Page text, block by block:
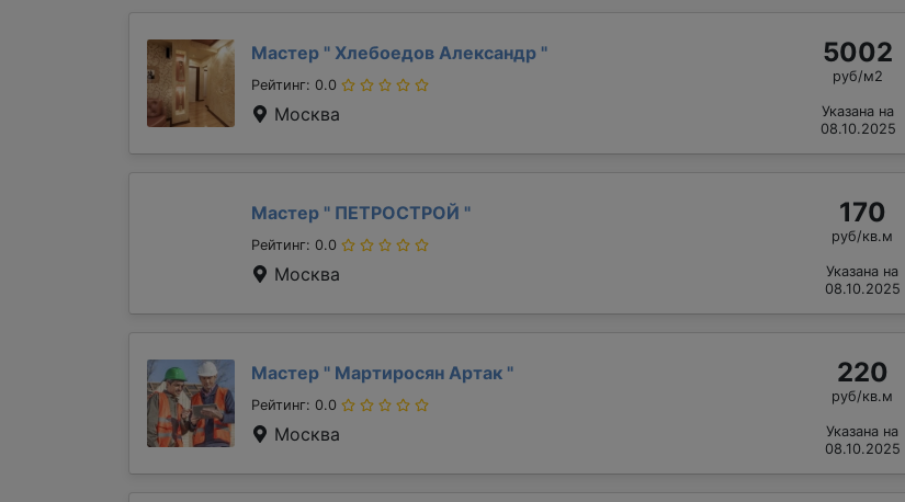
Мастер " Хлебоедов Александр "
Рейтинг: 0.0
Москва
5002
руб/м2
Указана на
08.10.2025
Мастер " ПЕТРОСТРОЙ "
Рейтинг: 0.0
Москва
170
руб/кв.м
Указана на
08.10.2025
Мастер " Мартиросян Артак "
Рейтинг: 0.0
Москва
220
руб/кв.м
Указана на
08.10.2025